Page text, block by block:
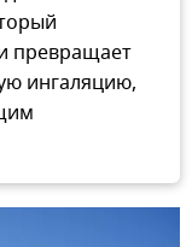
превращает
ингаляцию,